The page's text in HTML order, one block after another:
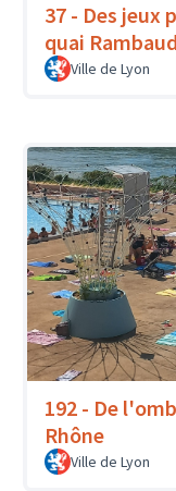
37 - Des
quai Rambaud
Ville de Lyon
192 - De
Rhône
Ville de Lyon